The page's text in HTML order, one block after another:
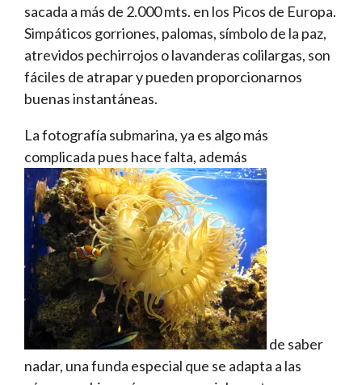
sacada a más de 2.000 mts. en los Picos de Europa.
Simpáticos gorriones, palomas, símbolo de la paz,
atrevidos pechirrojos o lavanderas colilargas, son
fáciles de atrapar y pueden proporcionarnos
buenas instantáneas.
La fotografía submarina, ya es algo más
complicada pues hace falta, además
de saber
nadar, una funda especial que se adapta a las